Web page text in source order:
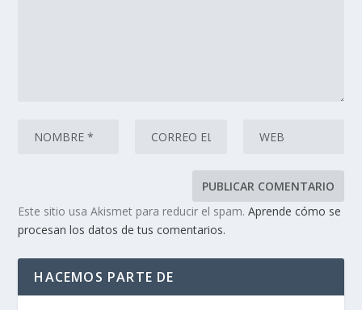
Este sitio usa Akismet para reducir el spam.Aprende cómo se
procesan los datos de tus comentarios.
HACEMOS PARTE DE